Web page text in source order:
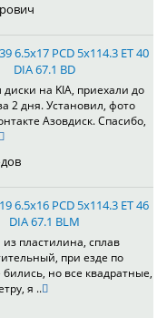
6.5x17 PCD 5x114.3 ET 40
DIA 67.1 BD
диски на KIA, приехали до
2 дня. Установил, фото
Азовдиск. Спасибо,
6.5x16 PCD 5x114.3 ET 46
DIA 67.1 BLM
пластилина, сплав
при езде по
но все квадратные,
я ..